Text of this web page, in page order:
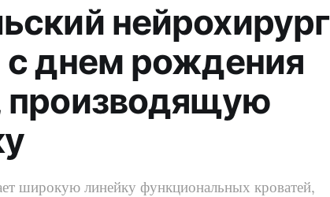
нейрохирург
с днем рождения
производящую
широкую линейку функциональных кроватей,